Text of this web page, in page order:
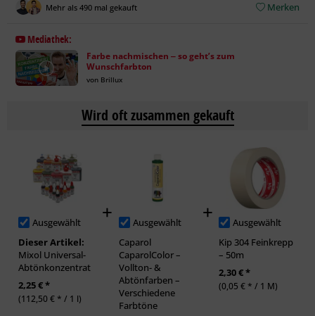
Mehr als 490 mal gekauft Merken
Mediathek:
Farbe nachmischen ‒ so geht’s zum
Wunschfarbton
von Brillux
Wird oft zusammen gekauft
Ausgewählt
Dieser Artikel:
Mixol Universal-
Abtönkonzentrat
2,25 € *
(112,50 € * / 1 l)
Ausgewählt
Caparol
CaparolColor –
Vollton- &
Abtönfarben –
Verschiedene
Farbtöne
Ausgewählt
Kip 304 Feinkrepp
– 50m
2,30 € *
(0,05 € * / 1 M)